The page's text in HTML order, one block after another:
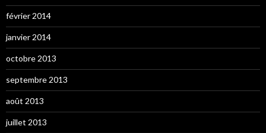
février 2014
janvier 2014
octobre 2013
septembre 2013
août 2013
juillet 2013